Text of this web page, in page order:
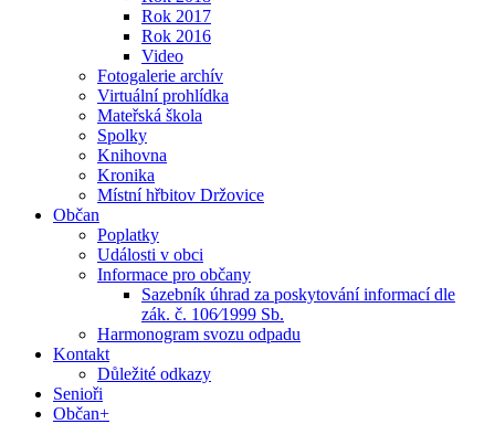
Rok 2017
Rok 2016
Video
Fotogalerie archív
Virtuální prohlídka
Mateřská škola
Spolky
Knihovna
Kronika
Místní hřbitov Držovice
Občan
Poplatky
Události v obci
Informace pro občany
Sazebník úhrad za poskytování informací dle
zák. č. 106⁄1999 Sb.
Harmonogram svozu odpadu
Kontakt
Důležité odkazy
Senioři
Občan+